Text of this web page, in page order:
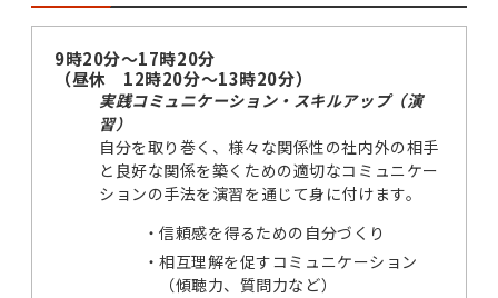
9時20分～17時20分
（昼休 12時20分～13時20分）
実践コミュニケーション・スキルアップ（演
習）
自分を取り巻く、様々な関係性の社内外の相手
と良好な関係を築くための適切なコミュニケー
ションの手法を演習を通じて身に付けます。
信頼感を得るための自分づくり
相互理解を促すコミュニケーション
（傾聴力、質問力など）